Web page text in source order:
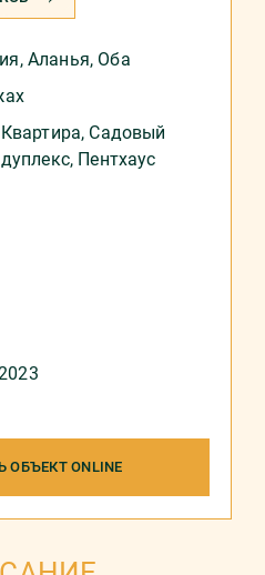
, Аланья, Оба
Квартира, Садовый
дуплекс, Пентхаус
ОБЪЕКТ ONLINE